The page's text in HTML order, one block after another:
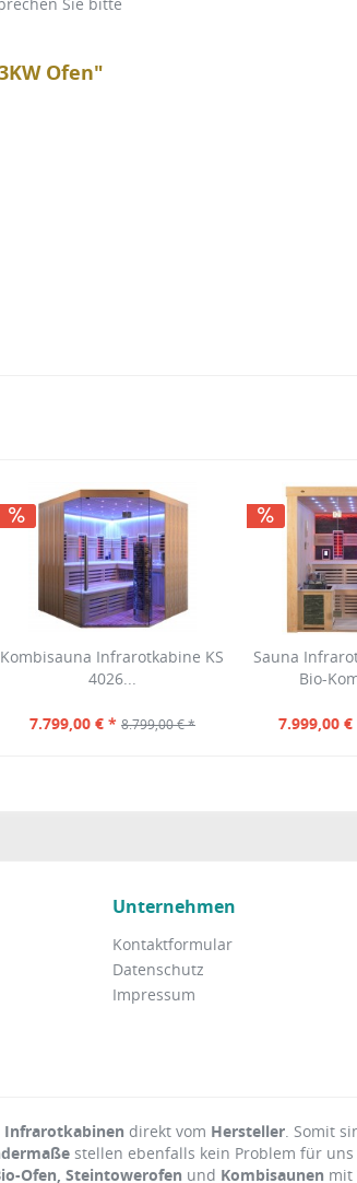
Ofen"
Kombisauna Infrarotkabine KS
4026...
7.799,00 € * 8.799,00 € *
Sauna
Bio-
7.999,00
Unternehmen
Kontaktformular
Datenschutz
Impressum
Infrarotkabinen direkt vom Hersteller. Somit
stellen ebenfalls kein Problem für
Ofen, Steintowerofen und Kombisaunen mit